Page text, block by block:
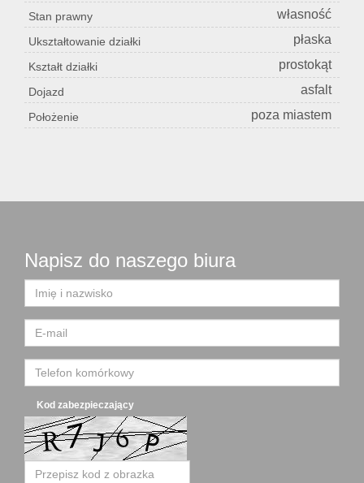
Stan prawny własność
Ukształtowanie działki płaska
Kształt działki prostokąt
Dojazd asfalt
Położenie poza miastem
Napisz do naszego biura
Kod zabezpieczający